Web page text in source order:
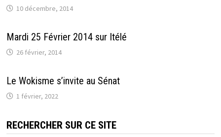
10 décembre, 2014
Mardi 25 Février 2014 sur Itélé
26 février, 2014
Le Wokisme s’invite au Sénat
1 février, 2022
RECHERCHER SUR CE SITE